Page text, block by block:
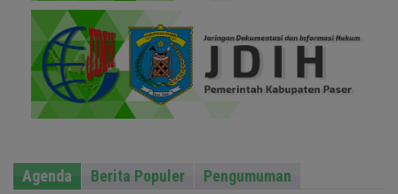
Agenda Berita Populer Pengumuman